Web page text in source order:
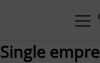
Single